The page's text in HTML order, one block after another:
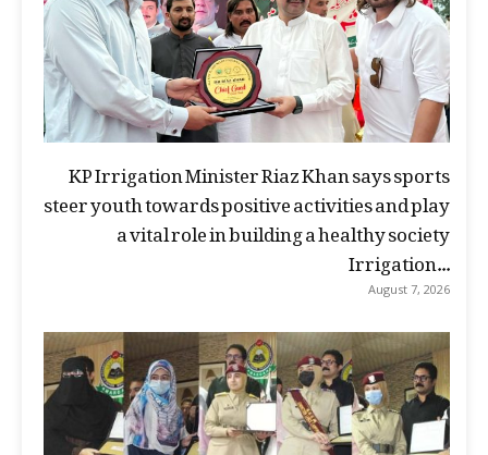
KP Irrigation Minister Riaz Khan says sports
steer youth towards positive activities and play
a vital role in building a healthy society
Irrigation...
August 7, 2026